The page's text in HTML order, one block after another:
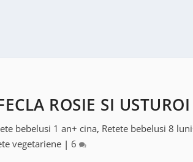
ROSIE SI USTUROI
bebelusi 1 an+ cina, Retete bebelusi 8
vegetariene| 6